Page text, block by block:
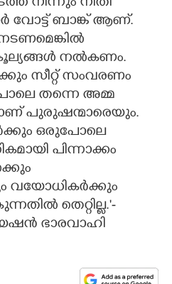
വോട്ട് ബാങ്ക് ആണ്.
നൽകണം.
സീറ്റ് സംവരണം
തന്നെ അമ്മ
പുരുഷന്മാരെയും.
ഒരുപോലെ
പിന്നാക്കം
വയോധികർക്കും
തെറ്റില്ല.'-
ഭാരവാഹി